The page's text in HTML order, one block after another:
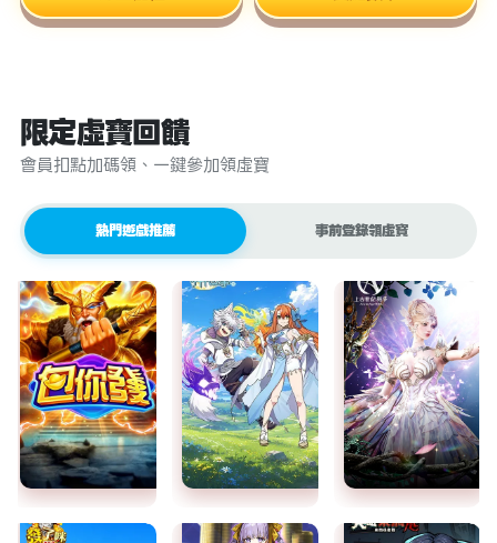
限定虛寶回饋
會員扣點加碼領、一鍵參加領虛寶
熱門遊戲推薦 事前登錄領虛寶